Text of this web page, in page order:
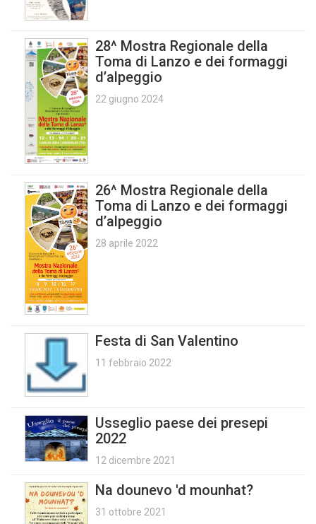
28^ Mostra Regionale della
Toma di Lanzo e dei formaggi
d’alpeggio
22 giugno 2024
26^ Mostra Regionale della
Toma di Lanzo e dei formaggi
d’alpeggio
28 aprile 2022
Festa di San Valentino
11 febbraio 2022
Usseglio paese dei presepi
2022
12 dicembre 2021
Na dounevo 'd mounhat?
31 ottobre 2021